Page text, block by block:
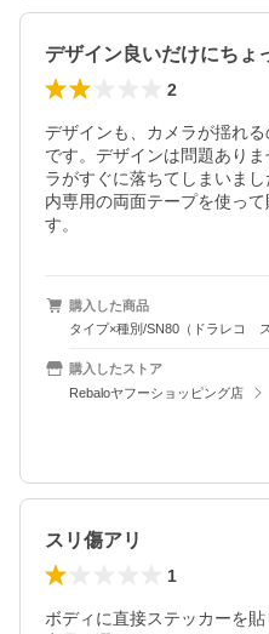
デザイン良いだけにちょ
2
デザインも、カメラが揺れ
です。デザインは問題あり
ラがすぐに落ちてしまいま
内専用の両面テープを使っ
す。
購入した商品
タイプ×種別/SN80（ドラレコ ス
購入したストア
Rebaloヤフーショッピング店
スリ傷アリ
1
ボディに直接ステッカーを